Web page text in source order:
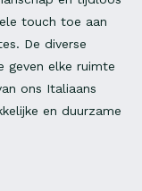
touch toe aan
De diverse
geven elke ruimte
ons Italiaans
en duurzame